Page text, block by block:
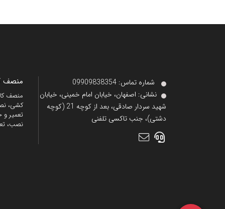
شماره تماس‌: 09909838354
نشانی: اصفهان، خیابان امام خمینی، خیابان
شهید سردار صادقی، بعد از کوچه 21 (کوچه
دشتی)، جنب تاکسی تلفنی
منصف
کشی،
تعمیر و
نصب،